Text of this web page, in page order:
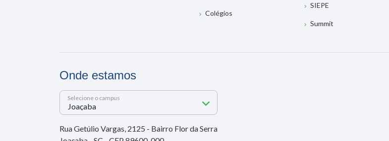
Colégios
SIEPE
Summit
Onde estamos
Selecione o campus
Rua Getúlio Vargas, 2125 - Bairro Flor da Serra